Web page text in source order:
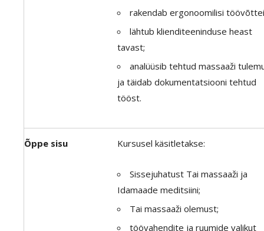
rakendab ergonoomilisi
lähtub klienditeeninduse heast
tavast;
analüüsib tehtud massaaži
ja täidab dokumentatsiooni tehtud
tööst.
Õppe sisu Kursusel käsitletakse:
Sissejuhatust Tai massaaži ja
Idamaade meditsiini;
Tai massaaži olemust;
töövahendite ja ruumide valikut